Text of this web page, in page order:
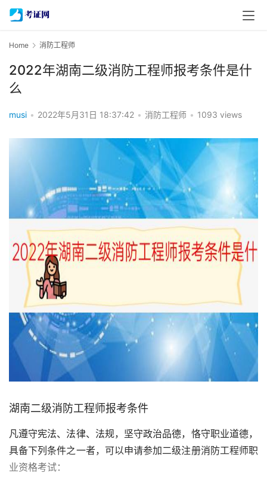
Home 消防工程师
2022年湖南二级消防工程师报考条件是什
么
musi • 2022年5月31日 18:37:42 • 消防工程师 • 1093 views
湖南二级消防工程师报考条件
凡遵守宪法、法律、法规，坚守政治品德，恪守职业道德，
具备下列条件之一者，可以申请参加二级注册消防工程师职
业资格考试：